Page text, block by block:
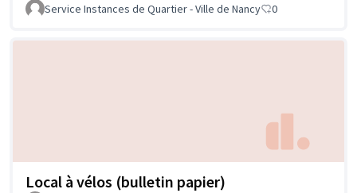
Service Instances de Quartier - Ville de Nancy 0
Local à vélos (bulletin papier)